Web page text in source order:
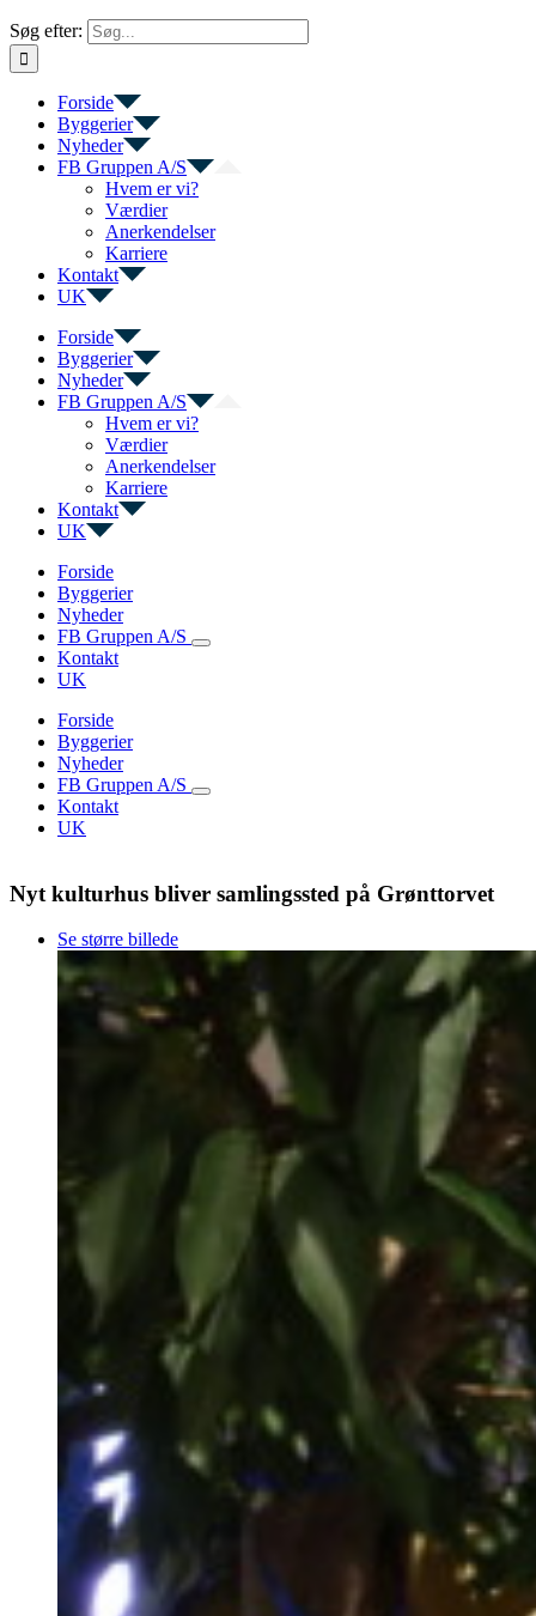
Søg efter:
Forside
Byggerier
Nyheder
FB Gruppen A/S
Hvem er vi?
Værdier
Anerkendelser
Karriere
Kontakt
UK
Forside
Byggerier
Nyheder
FB Gruppen A/S
Hvem er vi?
Værdier
Anerkendelser
Karriere
Kontakt
UK
Forside
Byggerier
Nyheder
FB Gruppen A/S
Kontakt
UK
Forside
Byggerier
Nyheder
FB Gruppen A/S
Kontakt
UK
Nyt kulturhus bliver samlingssted på Grønttorvet
Se større billede